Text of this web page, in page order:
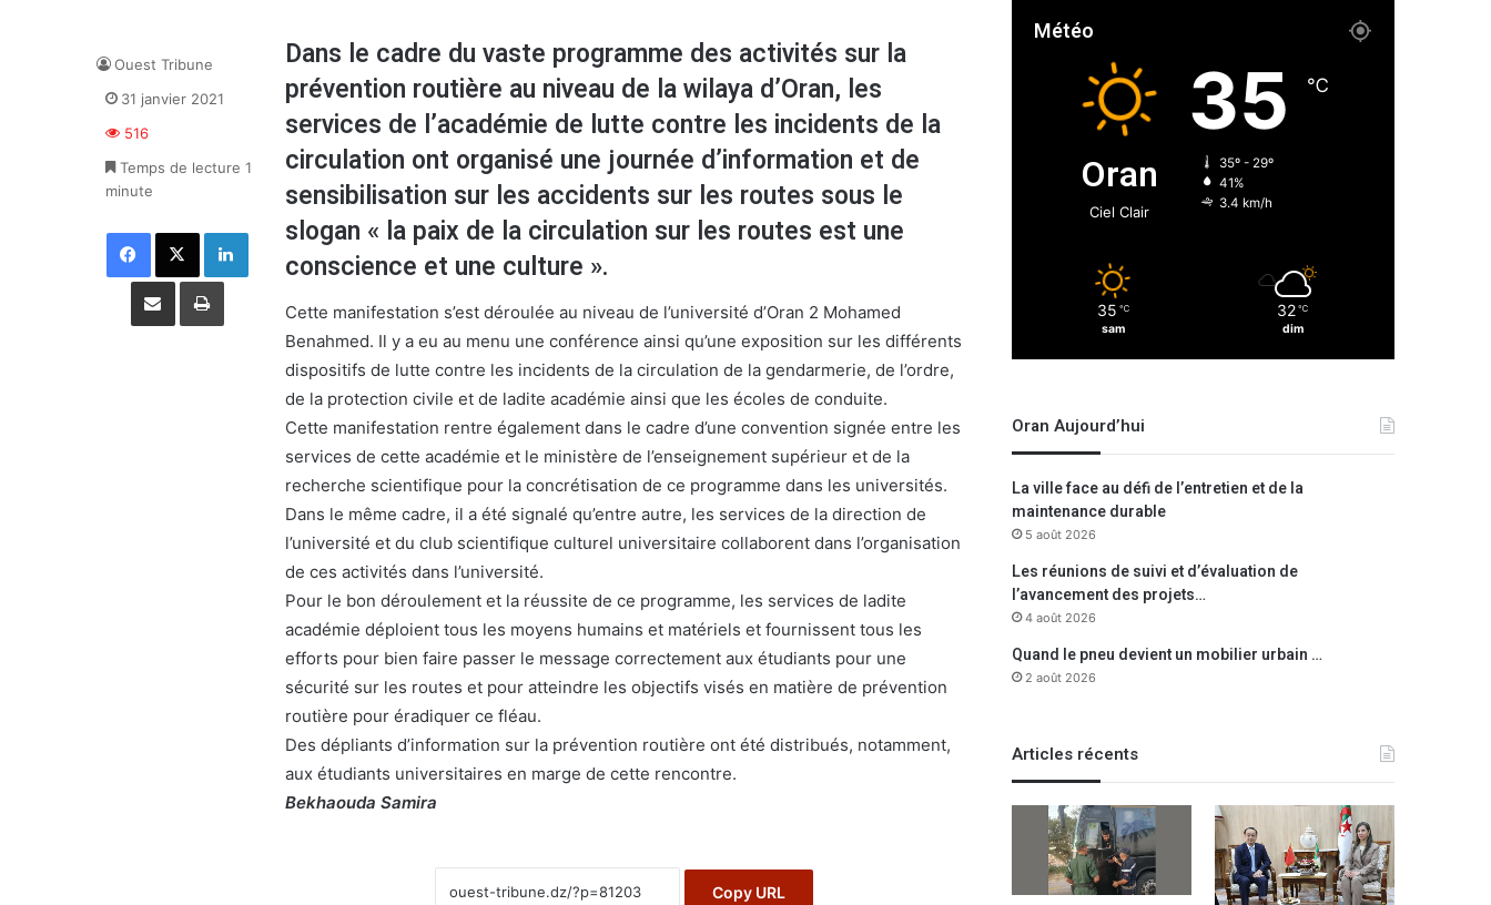
Dans le cadre du vaste programme des activités sur la
prévention routière au niveau de la wilaya d’Oran, les
services de l’académie de lutte contre les incidents de la
circulation ont organisé une journée d’information et de
sensibilisation sur les accidents sur les routes sous le
slogan « la paix de la circulation sur les routes est une
conscience et une culture ».
Cette manifestation s’est déroulée au niveau de l’université d’Oran 2 Mohamed
Benahmed. Il y a eu au menu une conférence ainsi qu’une exposition sur les différents
dispositifs de lutte contre les incidents de la circulation de la gendarmerie, de l’ordre,
de la protection civile et de ladite académie ainsi que les écoles de conduite.
Cette manifestation rentre également dans le cadre d’une convention signée entre les
services de cette académie et le ministère de l’enseignement supérieur et de la
recherche scientifique pour la concrétisation de ce programme dans les universités.
Dans le même cadre, il a été signalé qu’entre autre, les services de la direction de
l’université et du club scientifique culturel universitaire collaborent dans l’organisation
de ces activités dans l’université.
Pour le bon déroulement et la réussite de ce programme, les services de ladite
académie déploient tous les moyens humains et matériels et fournissent tous les
efforts pour bien faire passer le message correctement aux étudiants pour une
sécurité sur les routes et pour atteindre les objectifs visés en matière de prévention
routière pour éradiquer ce fléau.
Des dépliants d’information sur la prévention routière ont été distribués, notamment,
aux étudiants universitaires en marge de cette rencontre.
Bekhaouda Samira
Copy URL
Ouest Tribune
31 janvier 2021
516
Temps de lecture 1
minute
Facebook X Linkedin
Partager par email Imprimer
Météo
Oran
Ciel Clair
35 ℃
35º - 29º
41%
3.4 km/h
35 ℃
sam
32 ℃
dim
Oran Aujourd’hui
La ville face au défi de l’entretien et de la
maintenance durable
5 août 2026
Les réunions de suivi et d’évaluation de
l’avancement des projets…
4 août 2026
Quand le pneu devient un mobilier urbain …
2 août 2026
Articles récents